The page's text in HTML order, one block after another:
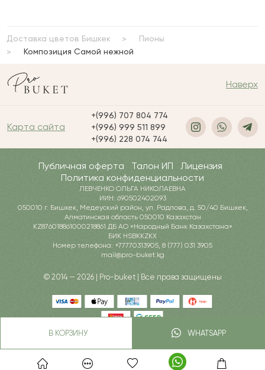
В КОРЗИНУ WHATSAPP
Доставка цветов Бишкек
Пионы
Композиция Самой нежной
Наверх
Карта сайта
+(996) 707 804 774
+(996) 999 511 899
+(996) 228 074 744
Публичная оферта Талон ИП
Лицензия
Политика конфиденциальности
ЛЕВЧЕНКО ОЛЬГА НИКОЛАЕВНА
ИИН: 690502402093
050010 г. Бишкек, Медеуский район, ул. Радлова, д. 50/40 Бишкек,
Алматинская область 050010 Казахстан
KZ876018861000218861 ДБ АО «Народный Банк Казахстана»
БИК HSBKKZKX
Номер телефона: +77770313905, 8 (777) 031 3905
mail@pro-buket.kg
© 2014 — 2026 | Pro-buket | Все права защищены